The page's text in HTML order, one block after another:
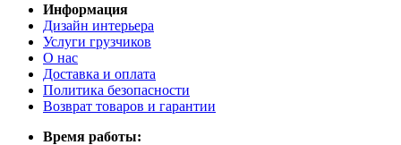
Информация
Дизайн интерьера
Услуги грузчиков
О нас
Доставка и оплата
Политика безопасности
Возврат товаров и гарантии
Время работы: